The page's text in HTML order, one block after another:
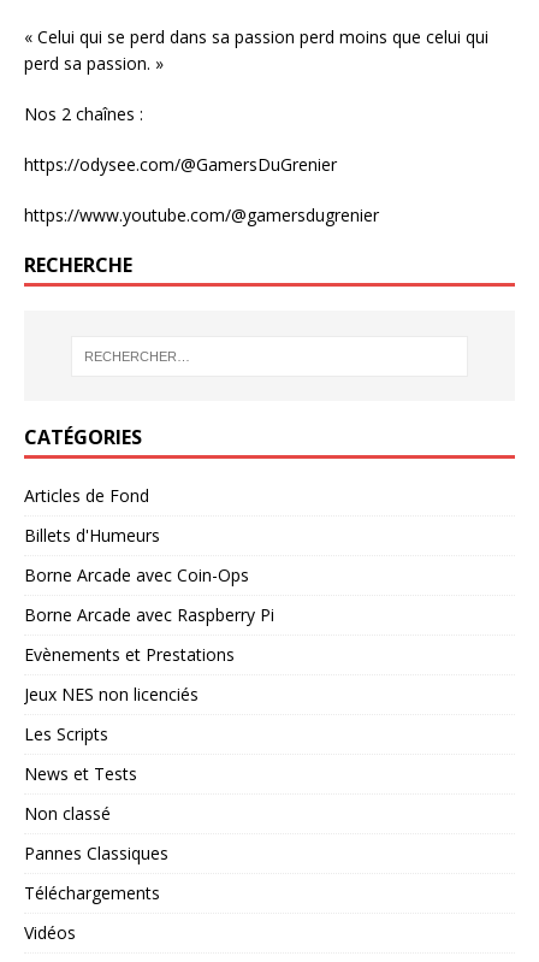
« Celui qui se perd dans sa passion perd moins que celui qui
perd sa passion. »
Nos 2 chaînes :
https://odysee.com/@GamersDuGrenier
https://www.youtube.com/@gamersdugrenier
RECHERCHE
CATÉGORIES
Articles de Fond
Billets d'Humeurs
Borne Arcade avec Coin-Ops
Borne Arcade avec Raspberry Pi
Evènements et Prestations
Jeux NES non licenciés
Les Scripts
News et Tests
Non classé
Pannes Classiques
Téléchargements
Vidéos